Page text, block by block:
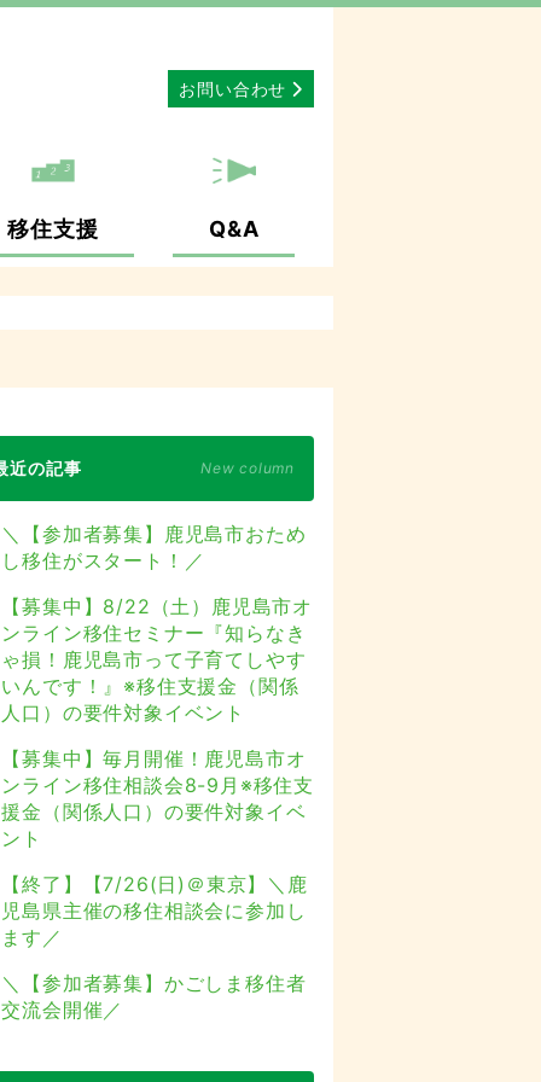
お問い合わせ
移住支援 Q&A
近の記事 New column
＼【参加者募集】鹿児島市おため
し移住がスタート！／
【募集中】8/22（土）鹿児島市オ
ンライン移住セミナー『知らなき
ゃ損！鹿児島市って子育てしやす
いんです！』※移住支援金（関係
人口）の要件対象イベント
【募集中】毎月開催！鹿児島市オ
ンライン移住相談会8-9月※移住支
援金（関係人口）の要件対象イベ
ント
【終了】【7/26(日)＠東京】＼鹿
児島県主催の移住相談会に参加し
ます／
＼【参加者募集】かごしま移住者
交流会開催／